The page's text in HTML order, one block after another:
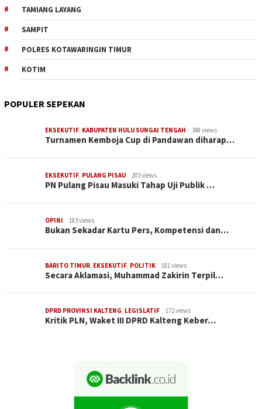
TAMIANG LAYANG
SAMPIT
POLRES KOTAWARINGIN TIMUR
KOTIM
POPULER SEPEKAN
EKSEKUTIF, KABUPATEN HULU SUNGAI TENGAH 348 views
Turnamen Kemboja Cup di Pandawan diharap…
EKSEKUTIF, PULANG PISAU 203 views
PN Pulang Pisau Masuki Tahap Uji Publik …
OPINI 183 views
Bukan Sekadar Kartu Pers, Kompetensi dan…
BARITO TIMUR, EKSEKUTIF, POLITIK 181 views
Secara Aklamasi, Muhammad Zakirin Terpil…
DPRD PROVINSI KALTENG, LEGISLATIF 172 views
Kritik PLN, Waket III DPRD Kalteng Keber…